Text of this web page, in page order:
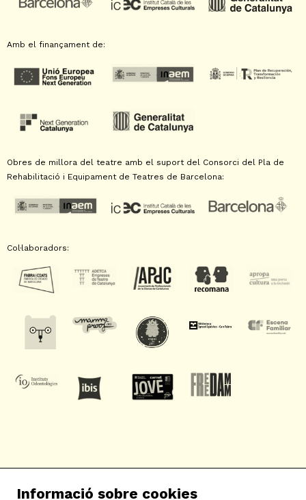
Amb el finançament de:
Obres de millora del teatre amb el suport del Consorci del Pla de
Rehabilitació i Equipament de Teatres de Barcelona:
Col·laboradors:
Informació sobre cookies